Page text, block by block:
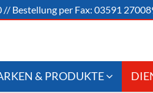
// Bestellung per Fax: 03591
& PRODUKTE